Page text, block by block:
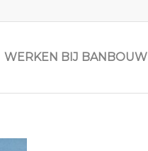
WERKEN BIJ BANBOUW